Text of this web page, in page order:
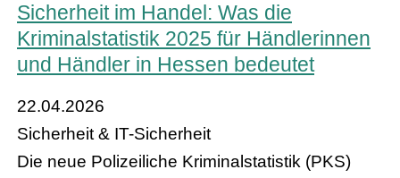
Sicherheit im Handel: Was die
Kriminalstatistik 2025 für Händlerinnen
und Händler in Hessen bedeutet
22.04.2026
Sicherheit & IT-Sicherheit
Die neue Polizeiliche Kriminalstatistik (PKS)